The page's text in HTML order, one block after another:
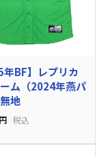
年BF】レプリカ
ム（2024年燕パ
地
円 税込